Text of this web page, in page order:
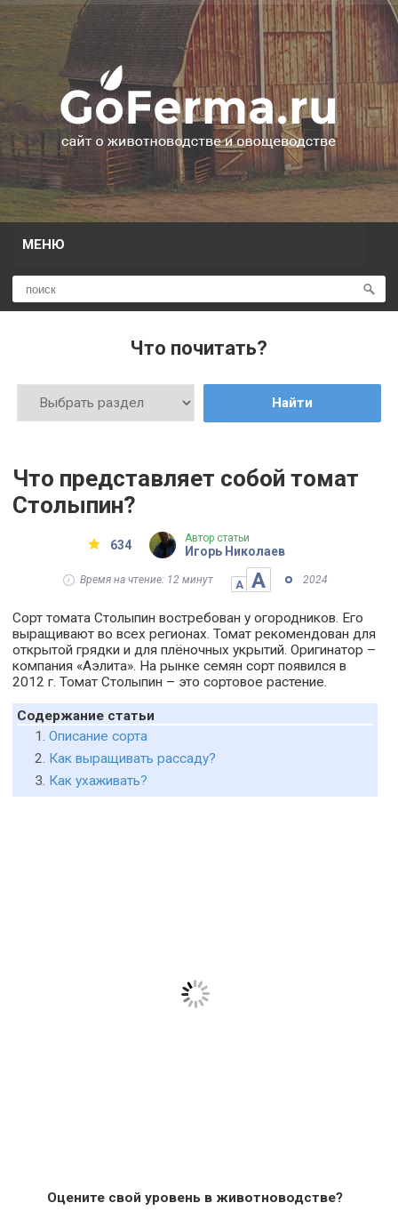
МЕНЮ
Что почитать?
Найти
Что представляет собой томат
Столыпин?
634 Автор статьи
Игорь Николаев
Время на чтение: 12 минут А А 2024
Сорт томата Столыпин востребован у огородников. Его
выращивают во всех регионах. Томат рекомендован для
открытой грядки и для плёночных укрытий. Оригинатор –
компания «Аэлита». На рынке семян сорт появился в
2012 г. Томат Столыпин – это сортовое растение.
Содержание статьи
Описание сорта
Как выращивать рассаду?
Как ухаживать?
Оцените свой уровень в животноводстве?